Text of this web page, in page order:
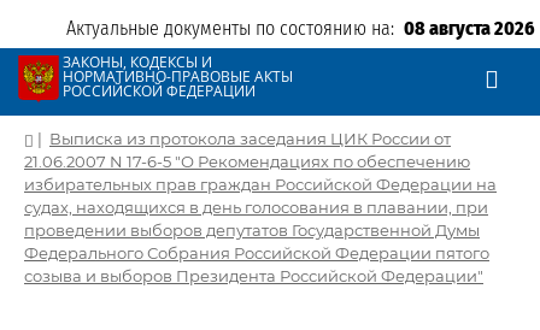
Актуальные документы по состоянию на: 08 августа 2026
ЗАКОНЫ, КОДЕКСЫ И
НОРМАТИВНО-ПРАВОВЫЕ АКТЫ
РОССИЙСКОЙ ФЕДЕРАЦИИ
| Выписка из протокола заседания ЦИК России от
21.06.2007 N 17-6-5 "О Рекомендациях по обеспечению
избирательных прав граждан Российской Федерации на
судах, находящихся в день голосования в плавании, при
проведении выборов депутатов Государственной Думы
Федерального Собрания Российской Федерации пятого
созыва и выборов Президента Российской Федерации"